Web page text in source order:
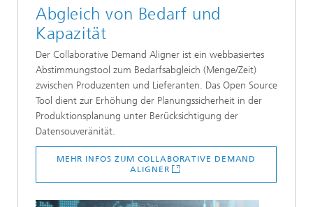
Abgleich von Bedarf und
Kapazität
Der Collaborative Demand Aligner ist ein webbasiertes
Abstimmungstool zum Bedarfsabgleich (Menge/Zeit)
zwischen Produzenten und Lieferanten. Das Open Source
Tool dient zur Erhöhung der Planungssicherheit in der
Produktionsplanung unter Berücksichtigung der
Datensouveränität.
MEHR INFOS ZUM COLLABORATIVE DEMAND
ALIGNER